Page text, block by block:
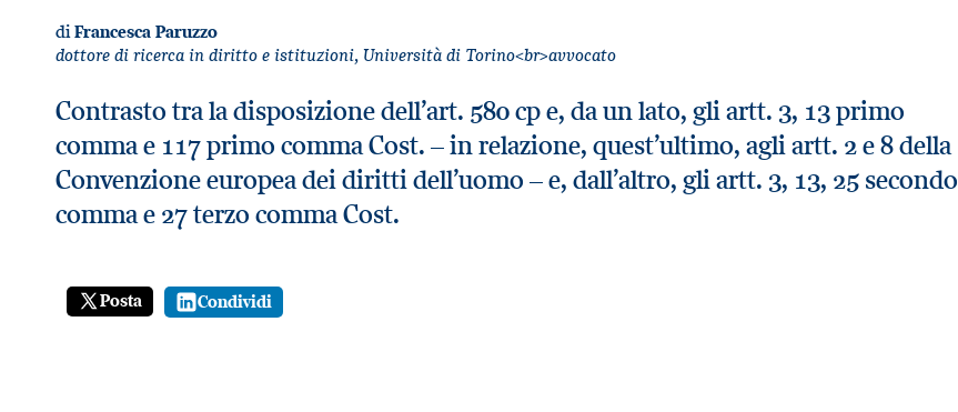
di Francesca Paruzzo
dottore di ricerca in diritto e istituzioni, Università di Torino<br>avvocato
Contrasto tra la disposizione dell’art. 580 cp e, da un lato, gli artt. 3, 13 primo
comma e 117 primo comma Cost. – in relazione, quest’ultimo, agli artt. 2 e 8 della
Convenzione europea dei diritti dell’uomo – e, dall’altro, gli artt. 3, 13, 25 secondo
comma e 27 terzo comma Cost.
Posta Condividi